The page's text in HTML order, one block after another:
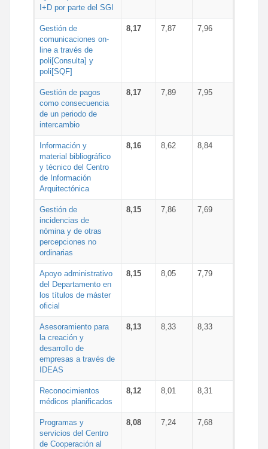
I+D por parte del SGI
Gestión de
comunicaciones on-
line a través de
poli[Consulta] y
poli[SQF]
8,17 7,87 7,96
Gestión de pagos
como consecuencia
de un periodo de
intercambio
8,17 7,89 7,95
Información y
material bibliográfico
y técnico del Centro
de Información
Arquitectónica
8,16 8,62 8,84
Gestión de
incidencias de
nómina y de otras
percepciones no
ordinarias
8,15 7,86 7,69
Apoyo administrativo
del Departamento en
los títulos de máster
oficial
8,15 8,05 7,79
Asesoramiento para
la creación y
desarrollo de
empresas a través de
IDEAS
8,13 8,33 8,33
Reconocimientos
médicos planificados
8,12 8,01 8,31
Programas y
servicios del Centro
de Cooperación al
8,08 7,24 7,68